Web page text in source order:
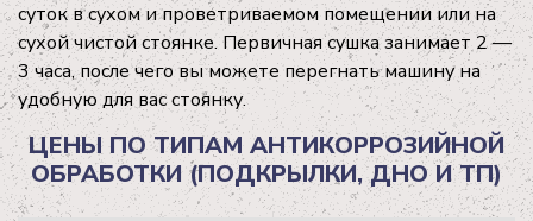
суток в сухом и проветриваемом помещении или на
сухой чистой стоянке. Первичная сушка занимает 2 —
3 часа, после чего вы можете перегнать машину на
удобную для вас стоянку.
ЦЕНЫ ПО ТИПАМ АНТИКОРРОЗИЙНОЙ
ОБРАБОТКИ (ПОДКРЫЛКИ, ДНО И ТП)